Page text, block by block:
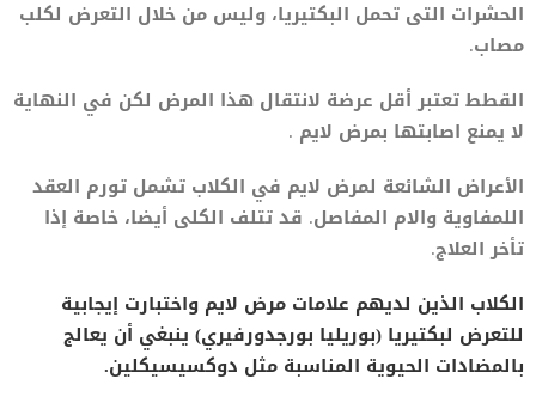
الحشرات التى تحمل البكتيريا، وليس من خلال التعرض لكلب
مصاب.
القطط تعتبر أقل عرضة لانتقال هذا المرض لكن في النهاية
لا يمنع اصابتها بمرض لايم .
الأعراض الشائعة لمرض لايم في الكلاب تشمل تورم العقد
اللمفاوية والام المفاصل. قد تتلف الكلى أيضا، خاصة إذا
تأخر العلاج.
الكلاب الذين لديهم علامات مرض لايم واختبارت إيجابية
للتعرض لبكتيريا (بوريليا بورجدورفيري) ينبغي أن يعالج
بالمضادات الحيوية المناسبة مثل دوكسيسيكلين.